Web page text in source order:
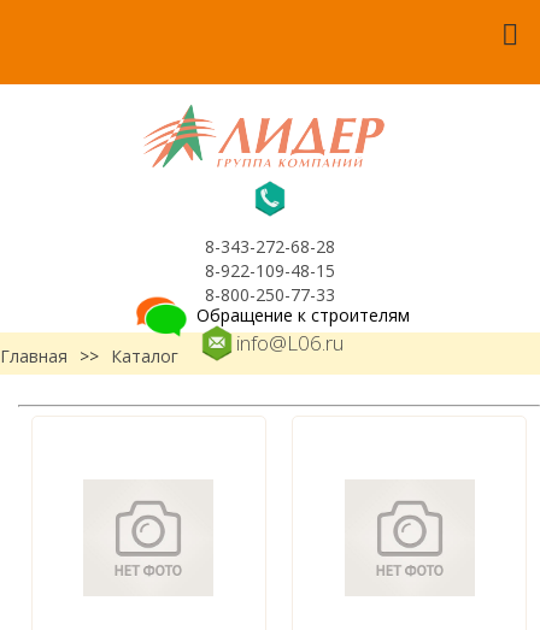
8-343-272-68-28
8-922-109-48-15
8-800-250-77-33
info@L06.ru
Обращение к строителям
Главная
>> Каталог